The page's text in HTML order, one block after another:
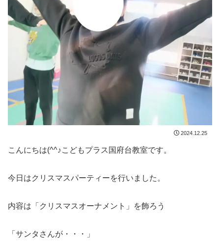
2024.12.25
こんにちは(^^♪こどもプラス国府台教室です。
今日はクリスマスパーティーを行いました。
内容は「クリスマスオーナメント」を飾ろう
「サンタさんが・・・」